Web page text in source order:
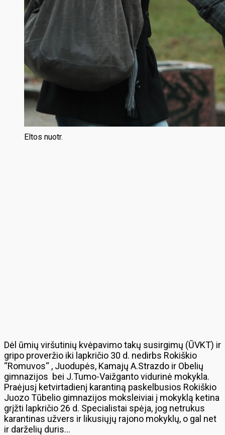
Eltos nuotr.
Dėl ūmių viršutinių kvėpavimo takų susirgimų (ŪVKT) ir
gripo proveržio iki lapkričio 30 d. nedirbs Rokiškio
“Romuvos“ , Juodupės, Kamajų A.Strazdo ir Obelių
gimnazijos bei J.Tumo-Vaižganto vidurinė mokykla.
Praėjusį ketvirtadienį karantiną paskelbusios Rokiškio
Juozo Tūbelio gimnazijos moksleiviai į mokyklą ketina
grįžti lapkričio 26 d. Specialistai spėja, jog netrukus
karantinas užvers ir likusiųjų rajono mokyklų, o gal net
ir darželių duris…